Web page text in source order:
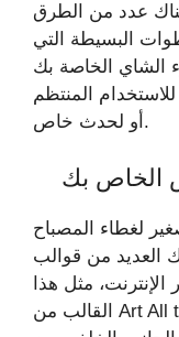
عدد من الطرق
البسيطة التي
الشاي الخاصة بك
المنتظم
أو لحدث خاص.
الخاص بك
لغطاء المصباح
العديد من قوالب
مثل هذا
القالب من Art All the Way أو هذا القالب من جويش